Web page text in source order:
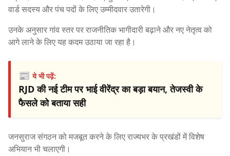
वार्ड सदस्य और पंच पदों के लिए उम्मीदवार उतारेगी।
उनके अनुसार गांव स्तर पर राजनीतिक भागीदारी बढ़ाने और नए नेतृत्व को
आगे लाने के लिए यह कदम उठाया जा रहा है।
📰ये भी पढ़ें:
RJD की नई टीम पर भाई वीरेंद्र का बड़ा बयान, तेजस्वी के
फैसले को बताया सही
जनसुराज संगठन को मजबूत करने के लिए राज्यभर के प्रखंडों में विशेष
अभियान भी चलाएगी।